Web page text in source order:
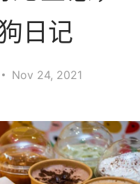
日记
Nov 24, 2021